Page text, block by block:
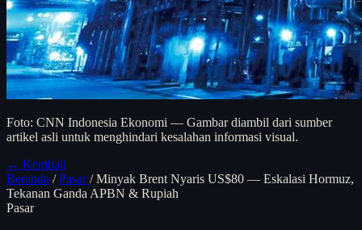
Foto: CNN Indonesia Ekonomi — Gambar diambil dari sumber
artikel asli untuk menghindari kesalahan informasi visual.
← Kembali
Beranda / Pasar/ Minyak Brent Nyaris US$80 — Eskalasi Hormuz,
Tekanan Ganda APBN & Rupiah
Pasar